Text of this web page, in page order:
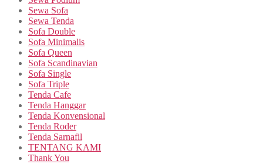
Sewa Sofa
Sewa Tenda
Sofa Double
Sofa Minimalis
Sofa Queen
Sofa Scandinavian
Sofa Single
Sofa Triple
Tenda Cafe
Tenda Hanggar
Tenda Konvensional
Tenda Roder
Tenda Sarnafil
TENTANG KAMI
Thank You